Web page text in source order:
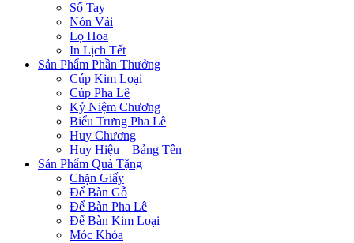
Sổ Tay
Nón Vải
Lọ Hoa
In Lịch Tết
Sản Phẩm Phần Thưởng
Cúp Kim Loại
Cúp Pha Lê
Kỷ Niệm Chương
Biểu Trưng Pha Lê
Huy Chương
Huy Hiệu – Bảng Tên
Sản Phẩm Quà Tặng
Chặn Giấy
Để Bàn Gỗ
Để Bàn Pha Lê
Để Bàn Kim Loại
Móc Khóa